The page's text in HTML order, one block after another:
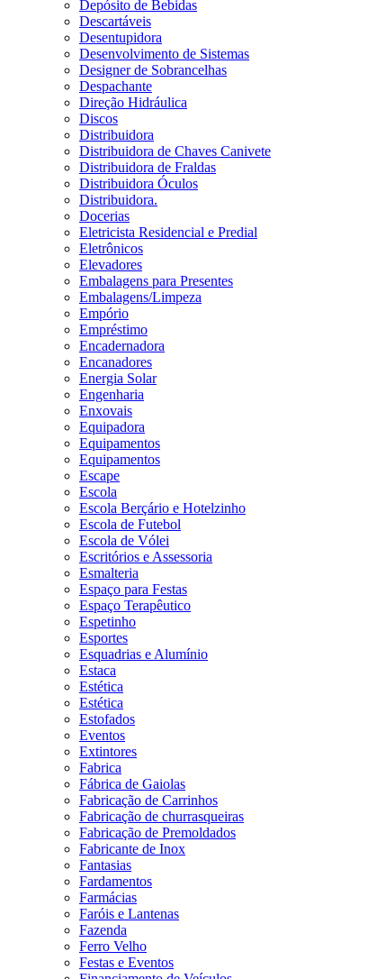
Depósito de Bebidas
Descartáveis
Desentupidora
Desenvolvimento de Sistemas
Designer de Sobrancelhas
Despachante
Direção Hidráulica
Discos
Distribuidora
Distribuidora de Chaves Canivete
Distribuidora de Fraldas
Distribuidora Óculos
Distribuidora.
Docerias
Eletricista Residencial e Predial
Eletrônicos
Elevadores
Embalagens para Presentes
Embalagens/Limpeza
Empório
Empréstimo
Encadernadora
Encanadores
Energia Solar
Engenharia
Enxovais
Equipadora
Equipamentos
Equipamentos
Escape
Escola
Escola Berçário e Hotelzinho
Escola de Futebol
Escola de Vólei
Escritórios e Assessoria
Esmalteria
Espaço para Festas
Espaço Terapêutico
Espetinho
Esportes
Esquadrias e Alumínio
Estaca
Estética
Estética
Estofados
Eventos
Extintores
Fabrica
Fábrica de Gaiolas
Fabricação de Carrinhos
Fabricação de churrasqueiras
Fabricação de Premoldados
Fabricante de Inox
Fantasias
Fardamentos
Farmácias
Faróis e Lantenas
Fazenda
Ferro Velho
Festas e Eventos